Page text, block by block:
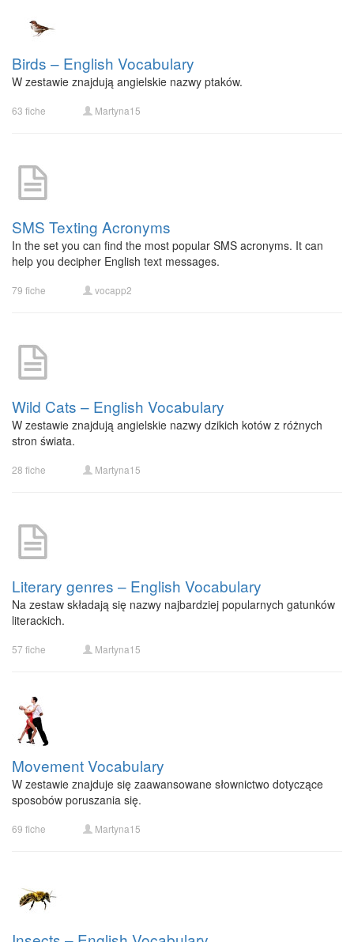
Birds – English Vocabulary
W zestawie znajdują angielskie nazwy ptaków.
63 fiche Martyna15
SMS Texting Acronyms
In the set you can find the most popular SMS acronyms. It can
help you decipher English text messages.
79 fiche vocapp2
Wild Cats – English Vocabulary
W zestawie znajdują angielskie nazwy dzikich kotów z różnych
stron świata.
28 fiche Martyna15
Literary genres – English Vocabulary
Na zestaw składają się nazwy najbardziej popularnych gatunków
literackich.
57 fiche Martyna15
Movement Vocabulary
W zestawie znajduje się zaawansowane słownictwo dotyczące
sposobów poruszania się.
69 fiche Martyna15